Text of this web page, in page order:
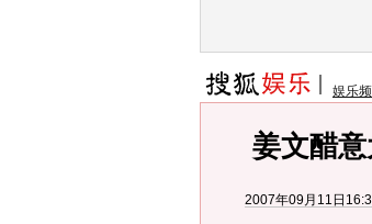
娱乐
姜文醋
2007年09月11日